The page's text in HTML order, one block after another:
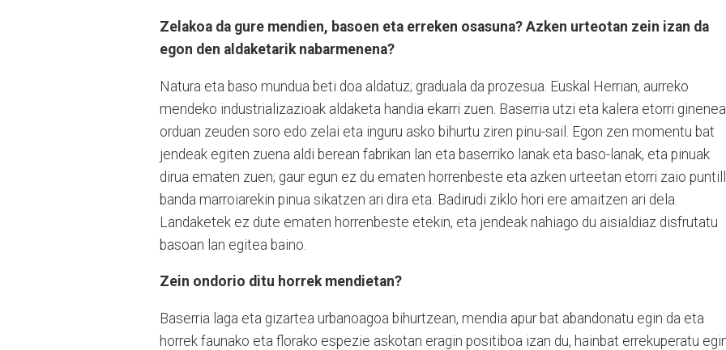
Zelakoa da gure mendien, basoen eta erreken osasuna? Azken urteotan zein izan da
egon den aldaketarik nabarmenena?
Natura eta baso mundua beti doa aldatuz; graduala da prozesua. Euskal Herrian, aurreko
mendeko industrializazioak aldaketa handia ekarri zuen. Baserria utzi eta kalera etorri
orduan zeuden soro edo zelai eta inguru asko bihurtu ziren pinu-sail. Egon zen momentu bat
jendeak egiten zuena aldi berean fabrikan lan eta baserriko lanak eta baso-lanak, eta pinuak
dirua ematen zuen; gaur egun ez du ematen horrenbeste eta azken urteetan etorri zaio
banda marroiarekin pinua sikatzen ari dira eta. Badirudi ziklo hori ere amaitzen ari dela.
Landaketek ez dute ematen horrenbeste etekin, eta jendeak nahiago du aisialdiaz disfrutatu
basoan lan egitea baino.
Zein ondorio ditu horrek mendietan?
Baserria laga eta gizartea urbanoagoa bihurtzean, mendia apur bat abandonatu egin da eta
horrek faunako eta florako espezie askotan eragin positiboa izan du, hainbat errekuperatu